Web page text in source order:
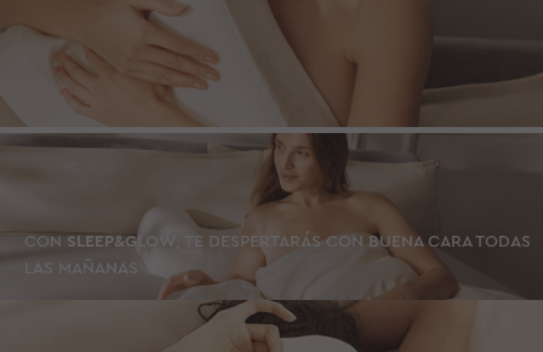
CON SLEEP&GLOW
, TE DESPERTARÁS CON BUENA CARA TODAS
LAS MAÑANAS